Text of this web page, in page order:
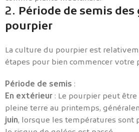
2. Période de semis
pourpier
La culture du pourpier est
étapes pour bien commencer votre
Période de semis :
En extérieur : Le pourpier peut
pleine terre au printemps,
juin, lorsque les températures sont